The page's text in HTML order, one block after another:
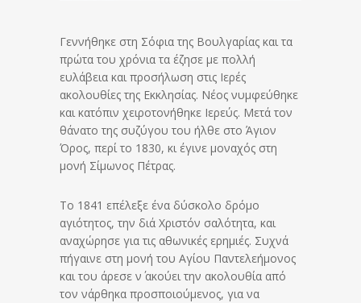
Γεννήθηκε στη Σόφια της Βουλγαρίας και τα
πρώτα του χρόνια τα έζησε με πολλή
ευλάβεια και προσήλωση στις Ιερές
ακολουθίες της Εκκλησίας. Νέος νυμφεύθηκε
και κατόπιν χειροτονήθηκε Ιερεύς. Μετά τον
θάνατο της συζύγου του ήλθε στο Άγιον
Όρος, περί το 1830, κι έγινε μοναχός στη
μονή Σίμωνος Πέτρας.
Το 1841 επέλεξε ένα δύσκολο δρόμο
αγιότητος, την διά Χριστόν σαλότητα, και
αναχώρησε για τις αθωνικές ερημιές. Συχνά
πήγαινε στη μονή του Αγίου Παντελεήμονος
και του άρεσε ν΄ ακούει την ακολουθία από
τον νάρθηκα προσποιούμενος, για να